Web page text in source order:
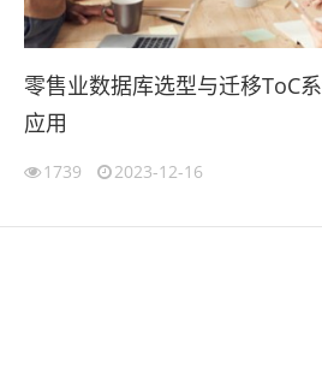
零售业数据库选型与迁移ToC
应用
1739 2023-12-16